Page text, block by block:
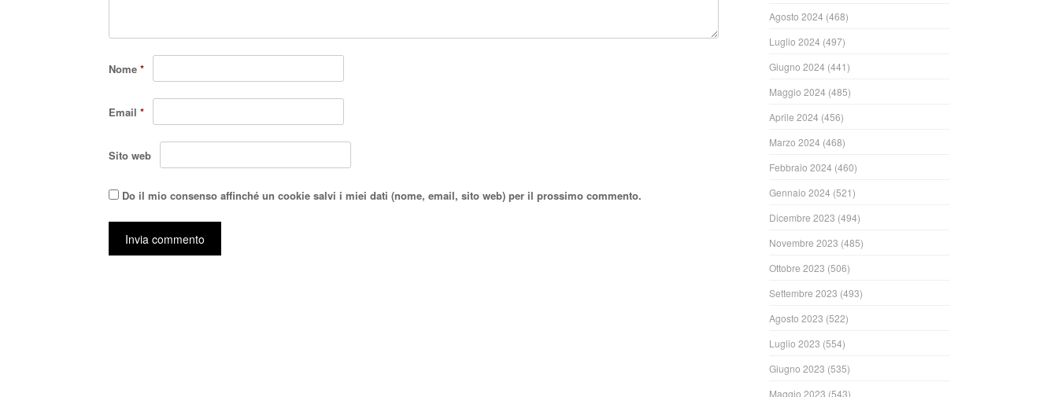
Nome *
Email *
Sito web
Do il mio consenso affinché un cookie salvi i miei dati (nome, email, sito web) per il prossimo commento.
Agosto 2024 (468)
Luglio 2024 (497)
Giugno 2024 (441)
Maggio 2024 (485)
Aprile 2024 (456)
Marzo 2024 (468)
Febbraio 2024 (460)
Gennaio 2024 (521)
Dicembre 2023 (494)
Novembre 2023 (485)
Ottobre 2023 (506)
Settembre 2023 (493)
Agosto 2023 (522)
Luglio 2023 (554)
Giugno 2023 (535)
Maggio 2023 (543)